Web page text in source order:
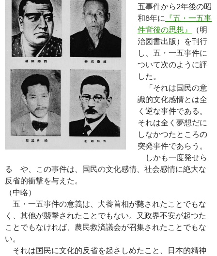
五事件から2年後の昭
和8年に 『五・一五事
件背後の思想』
（明
治図書出版）を刊行
し、五・一五事件に
ついて次のように評
した。
「それは国民の意
識的文化感情とは全
く逆な事件である。
それは全く夢想だに
しなかつたところの
突発事件であらう。
しかも一度発せら
るゝや、この事件は、国民の文化感情、社会感情に絶大な
反省的衝撃を与えた。
（中略）
五・一五事件の意義は、犬養首相が斃されたことでもな
く、其他が襲撃されたことでもない。又政界不安が起つた
ことでもなければ、農民救済議会が召集されたことでもな
い。
それは国民に文化的反省を起さしめたこと、日本的精神